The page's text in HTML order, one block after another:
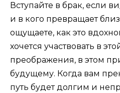
Вступайте в брак, если
и в кого превращает
ощущаете, как это
хочется участвовать в
преображения, в этом
будущему. Когда вам
путь будет долгим и